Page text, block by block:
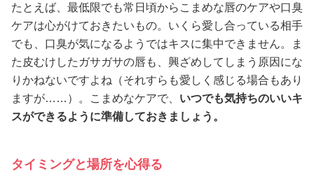
たとえば、最低限でも常日頃からこまめな唇のケアや口臭
ケアは心がけておきたいもの。いくら愛し合っている相手
でも、口臭が気になるようではキスに集中できません。ま
た皮むけしたガサガサの唇も、興ざめしてしまう原因にな
りかねないですよね（それすらも愛しく感じる場合もあり
ますが……）。こまめなケアで、 いつでも気持ちのいいキ
スができるように準備しておきましょう。
タイミングと場所を心得る